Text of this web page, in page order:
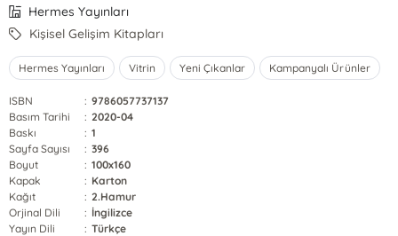
Hermes Yayınları
Kişisel Gelişim Kitapları
Hermes Yayınları Vitrin Yeni Çıkanlar Kampanyalı Ürünler
ISBN : 9786057737137
Basım Tarihi
: 2020-04
Baskı
: 1
Sayfa Sayısı
: 396
Boyut
: 100x160
Kapak
: Karton
Kağıt
: 2.Hamur
Orjinal Dili
: İngilizce
Yayın Dili
: Türkçe